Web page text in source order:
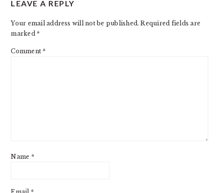
INTERACTIONS
LEAVE A REPLY
Your email address will not be published. Required fields are
marked*
Comment*
Name *